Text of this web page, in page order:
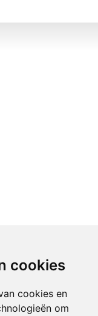
cookies
cookies en
om